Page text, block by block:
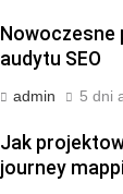
Nowoczesne
audytu SEO
admin 5 dni
Jak
journey